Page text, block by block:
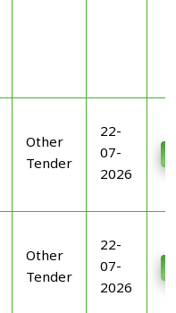
Other
Tender
22-
07-
2026
Other
Tender
22-
07-
2026